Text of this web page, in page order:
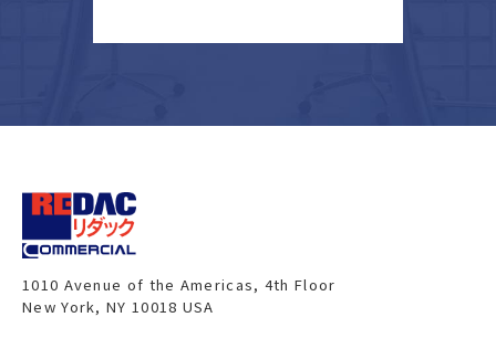
1010 Avenue of the Americas, 4th Floor
New York, NY 10018 USA